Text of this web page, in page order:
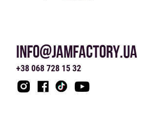
INFO@JAMFACTORY.UA
+38 068 728 15 32